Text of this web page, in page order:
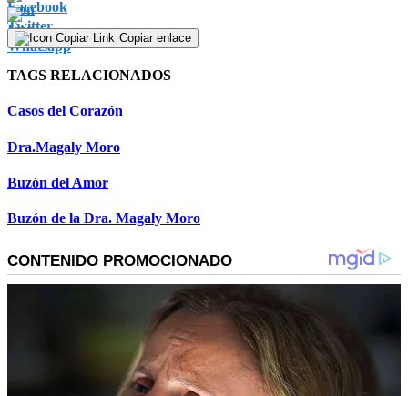
Copiar enlace
TAGS RELACIONADOS
Casos del Corazón
Dra.Magaly Moro
Buzón del Amor
Buzón de la Dra. Magaly Moro